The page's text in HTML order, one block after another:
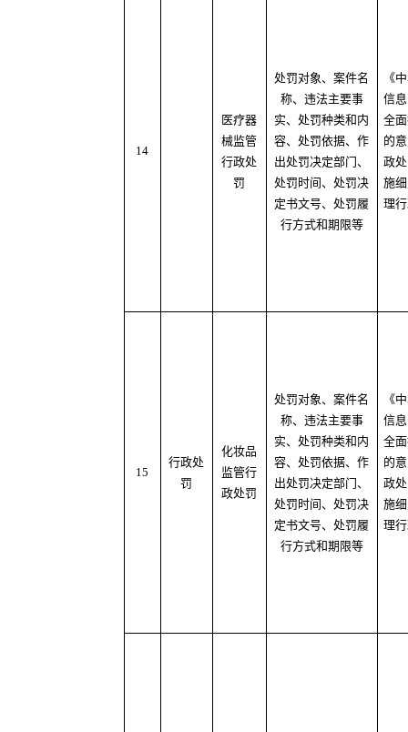
14
医疗器
械监管
行政处
罚
处罚对象、案件名
称、违法主要事
实、处罚种类和内
容、处罚依据、作
出处罚决定部门、
处罚时间、处罚决
定书文号、处罚履
行方式和期限等
《
信
全
的
政
施
理
15
行政处
罚
化妆品
监管行
政处罚
处罚对象、案件名
称、违法主要事
实、处罚种类和内
容、处罚依据、作
出处罚决定部门、
处罚时间、处罚决
定书文号、处罚履
行方式和期限等
《
信
全
的
政
施
理